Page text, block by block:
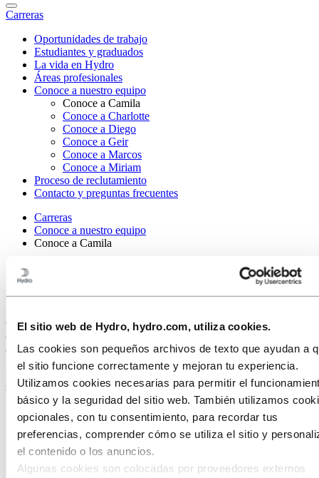
El sitio web de Hydro, hydro.com, utiliza cookies.
Las cookies son pequeños archivos de texto que ayudan a
el sitio funcione correctamente y mejoran tu experiencia.
Utilizamos cookies necesarias para permitir el
básico y la seguridad del sitio web. También utilizamos
opcionales, con tu consentimiento, para recordar tus
preferencias, comprender cómo se utiliza el sitio y
el contenido o los anuncios.
Algunas cookies son colocadas por proveedores externos
Carreras
Oportunidades de trabajo
Estudiantes y graduados
La vida en Hydro
Áreas profesionales
Conoce a nuestro equipo
Conoce a Camila
Conoce a Charlotte
Conoce a Diego
Conoce a Geir
Conoce a Marcos
Conoce a Miriam
Proceso de reclutamiento
Contacto y preguntas frecuentes
Carreras
Conoce a nuestro equipo
Conoce a Camila
Conoce a Camila: un trabajo donde
importas
Camila es conocida en la oficina como una compañera compasiva
que promueve la colaboración y el trabajo en equipo, y que no teme
alzar la voz ni desafiar el statu quo. Representa los valores
fundamentales de Hydro a través de su compromiso con un entorno
laboral saludable y el tiempo que dedica a fortalecer la resiliencia en
su comunidad local.